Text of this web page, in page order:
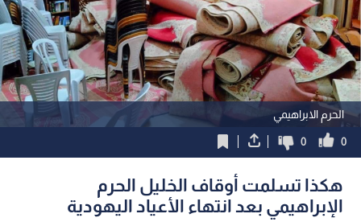
الحرم الابراهيمي
0
0
هكذا تسلمت أوقاف الخليل الحرم
الإبراهيمي بعد انتهاء الأعياد اليهودية